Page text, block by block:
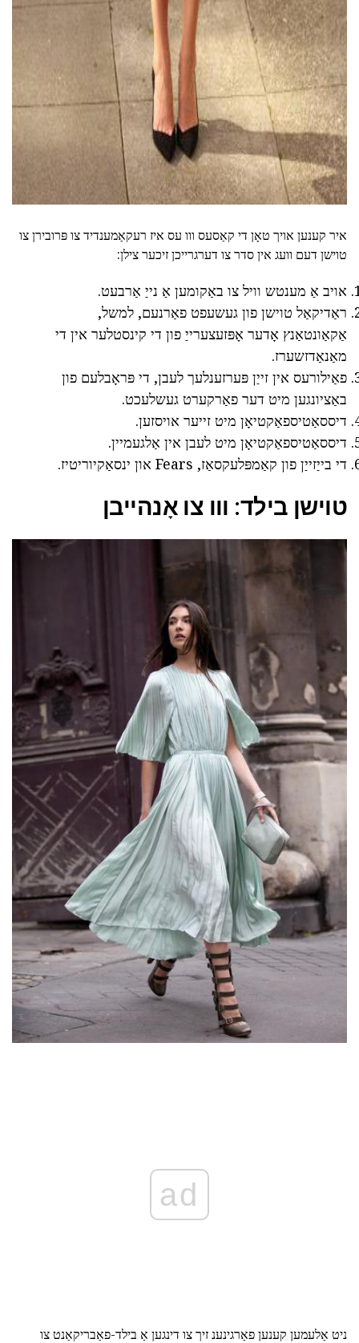
איר קענען אויך טאָן די קאַסעס ווו עס איז רעקאַמענדיד צו פּרובירן צו
טוישן דעם וועג אין סדר צו דערגרייכן זיכער צילן:
אויב אַ מענטש וויל צו באַקומען אַ נייַ אַרבעט.
ראַדיקאַל טוישן פון געשעפט פאַרנעם, למשל,
אַקאַונטאַנץ אָדער אָפּזעצערייַ פון די קינסטלער אין די
מאַנאַדזשערז.
פאַילורעס אין זייַן פּערזענלעך לעבן, די פּראָבלעם פון
באַציונגען מיט דער פאַרקערט געשלעכט.
דיססאַטיספאַקטיאָן מיט זייער אויסזען.
דיססאַטיספאַקטיאָן מיט לעבן אין אַלגעמיין.
די בייַזייַן פון קאַמפּלעקסאַז, Fears און ינסאַקיוריטיז.
טוישן בילד: ווו צו אָנהייבן
ad
ניט אַלעמען קענען פאַרגינענ זיך צו דינגען אַ בילד-פאַבריקאַנט צו